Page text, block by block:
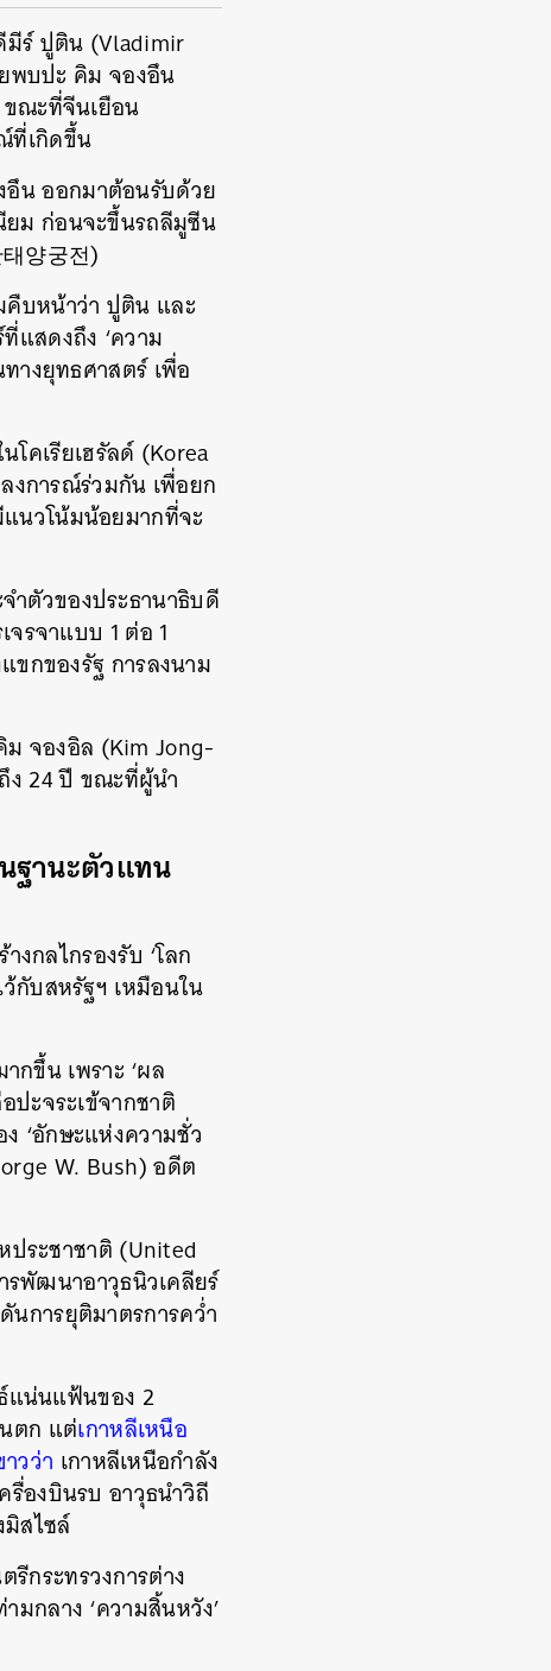
มีร์ ปูติน (Vladimir
พบปะ คิม จองอึน
ขณะที่จีนเยือน
ที่เกิดขึ้น
อึน ออกมาต้อนรับด้วย
ยม ก่อนจะขึ้นรถลีมูซีน
양궁전)
คืบหน้าว่า ปูติน และ
แสดงถึง ‘ความ
างยุทธศาสตร์ เพื่อ
คเรียเฮรัลด์ (Korea
งการณ์ร่วมกัน เพื่อยก
นวโน้มน้อยมากที่จะ
ำตัวของประธานาธิบดี
รจาแบบ 1 ต่อ 1
ขกของรัฐ การลงนาม
จองอิล (Kim Jong-
ง 24 ปี ขณะที่ผู้นำ
ฐานะตัวแทน
กลไกรองรับ ‘โลก
กับสหรัฐฯ เหมือนใน
กขึ้น เพราะ ‘ผล
ปะจระเข้จากชาติ
‘อักษะแห่งความชั่ว
W. Bush) อดีต
ระชาชาติ (United
รพัฒนาอาวุธนิวเคลียร์
นการยุติมาตรการคว่ำ
แน่นแฟ้นของ 2
ตก แต่เกาหลีเหนือ
วว่า เกาหลีเหนือกำลัง
รื่องบินรบ อาวุธนำวิถี
สไซล์
กระทรวงการต่าง
กลาง ‘ความสิ้นหวัง’